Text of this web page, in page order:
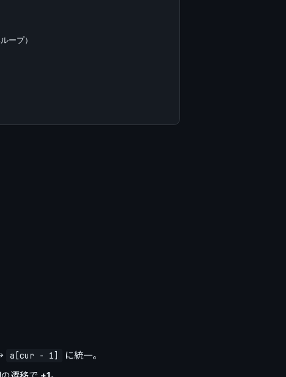
プ）
a[cur - 1]
に統一。